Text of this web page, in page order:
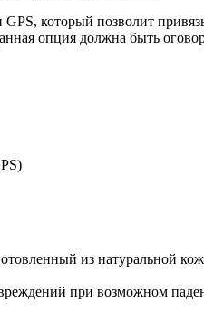
который позволит
опция должна быть
из натуральной
при возможном